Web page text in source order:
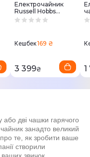
Електрочайник
Russell Hobbs
28510-70
Кешбек169 ₴
3 399₴ 1
дві чашки гарячого
занадто великий
те, як зробити ваше
створили